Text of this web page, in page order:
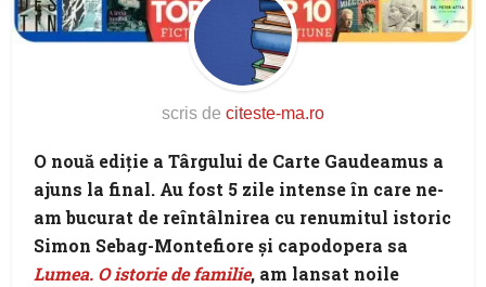
scris de citeste-ma.ro
O nouă ediție a Târgului de Carte Gaudeamus a
ajuns la final. Au fost 5 zile intense în care ne-
am bucurat de reîntâlnirea cu renumitul istoric
Simon Sebag-Montefioreși capodopera sa
Lumea. O istorie de familie, am lansat noile